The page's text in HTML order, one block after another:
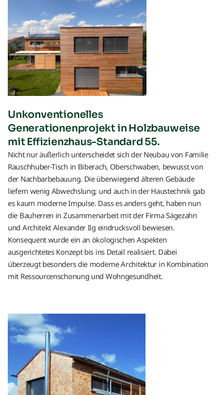
Unkonventionelles
Generationenprojekt in Holzbauweise
mit Effizienzhaus-Standard 55.
Nicht nur äußerlich unterscheidet sich der Neubau von Familie
Rauschhuber-Tisch in Biberach, Oberschwaben, bewusst von
der Nachbarbebauung. Die überwiegend älteren Gebäude
liefern wenig Abwechslung; und auch in der Haustechnik gab
es kaum moderne Impulse. Dass es anders geht, haben nun
die Bauherren in Zusammenarbeit mit der Firma Sägezahn
und Architekt Alexander Ilg eindrucksvoll bewiesen.
Konsequent wurde ein an ökologischen Aspekten
ausgerichtetes Konzept bis ins Detail realisiert. Dabei
überzeugt besonders die moderne Architektur in Kombination
mit Ressourcenschonung und Wohngesundheit.